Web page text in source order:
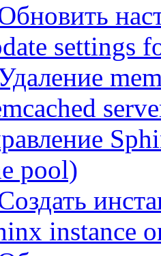
settings
pool)
instance